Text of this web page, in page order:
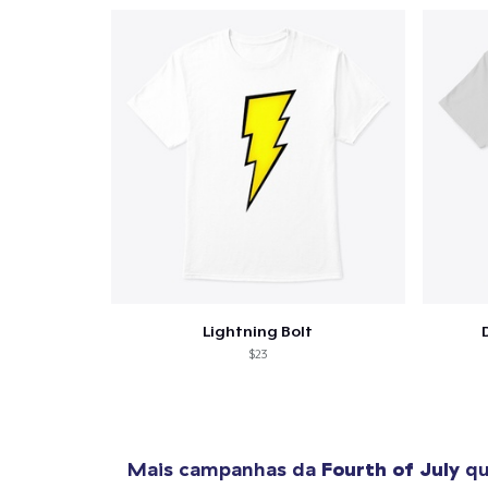
Lightning Bolt
$23
Mais campanhas da Fourth of July